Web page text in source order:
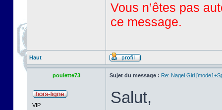
Vous n’êtes pas
ce message.
Haut
poulette73 Sujet du message : Re: Nagel Girl
VIP Salut,